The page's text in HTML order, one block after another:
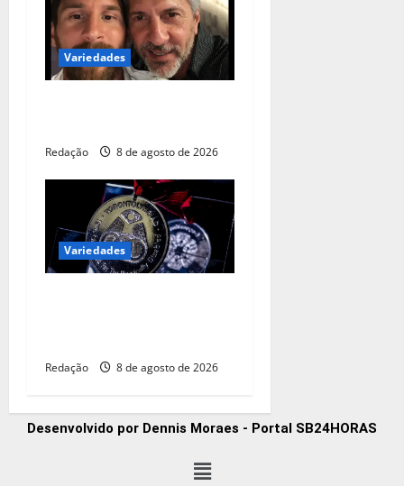
Variedades
Redação 8 de agosto de 2026
Variedades
Redação 8 de agosto de 2026
Desenvolvido por Dennis Moraes - Portal SB24HORAS